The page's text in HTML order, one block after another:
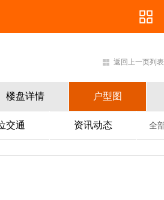
返回上一页列表
楼盘详情 户型图
交通 资讯动态 全